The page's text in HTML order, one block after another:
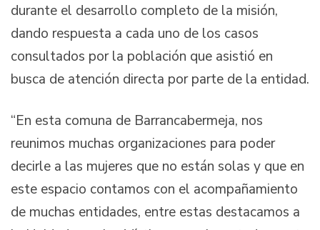
durante el desarrollo completo de la misión,
dando respuesta a cada uno de los casos
consultados por la población que asistió en
busca de atención directa por parte de la entidad.
“En esta comuna de Barrancabermeja, nos
reunimos muchas organizaciones para poder
decirle a las mujeres que no están solas y que en
este espacio contamos con el acompañamiento
de muchas entidades, entre estas destacamos a